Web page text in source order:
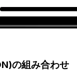
の組み合わせ